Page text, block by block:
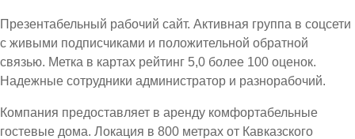
Презентабельный рабочий сайт. Активная группа в соцсети
с живыми подписчиками и положительной обратной
связью. Метка в картах рейтинг 5,0 более 100 оценок.
Надежные сотрудники администратор и разнорабочий.
Компания предоставляет в аренду комфортабельные
гостевые дома. Локация в 800 метрах от Кавказского